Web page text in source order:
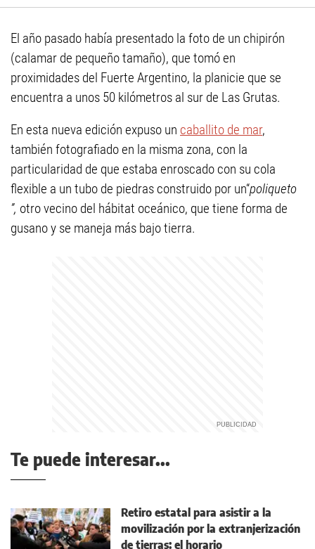
El año pasado había presentado la foto de un chipirón
(calamar de pequeño tamaño), que tomó en
proximidades del Fuerte Argentino, la planicie que se
encuentra a unos 50 kilómetros al sur de Las Grutas.
En esta nueva edición expuso un caballito de mar,
también fotografiado en la misma zona, con la
particularidad de que estaba enroscado con su cola
flexible a un tubo de piedras construido por un“poliqueto
”, otro vecino del hábitat oceánico, que tiene forma de
gusano y se maneja más bajo tierra.
Te puede interesar...
Retiro estatal para asistir a la
movilización por la extranjerización
de tierras: el horario